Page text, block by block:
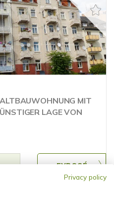
MIT
LAGE VON
Privacy policy